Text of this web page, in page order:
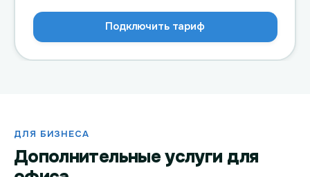
Подключить тариф
ДЛЯ БИЗНЕСА
Дополнительные услуги для